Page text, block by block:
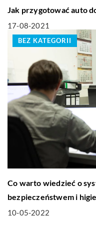
Jak przygotować auto
17-08-2021
BEZ KATEGORII
Co warto wiedzieć o
bezpieczeństwem i
10-05-2022